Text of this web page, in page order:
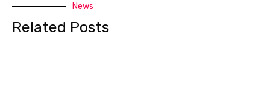
News
Related Posts